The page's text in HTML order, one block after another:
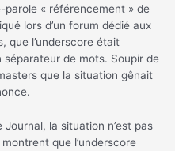
« référencement » de
lors d’un forum dédié aux
que l’underscore était
séparateur de mots. Soupir de
que la situation gênait
la situation n’est pas
que l’underscore